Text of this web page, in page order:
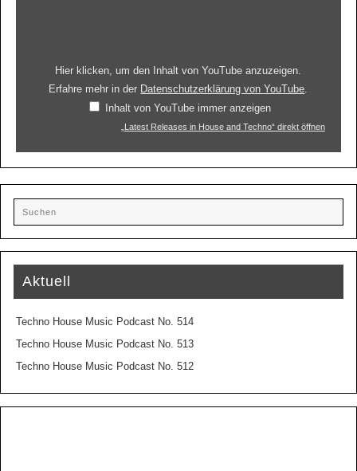
Hier klicken, um den Inhalt von YouTube anzuzeigen.
Erfahre mehr in der Datenschutzerklärung von YouTube.
Inhalt von YouTube immer anzeigen
„Latest Releases in House and Techno“ direkt öffnen
Aktuell
Techno House Music Podcast No. 514
Techno House Music Podcast No. 513
Techno House Music Podcast No. 512